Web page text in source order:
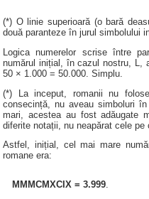
(*) O linie superioară (o bară
două paranteze în jurul simbolului
Logica numerelor scrise între
numărul inițial, în cazul nostru,
50 × 1.000 = 50.000. Simplu.
(*) La inceput, romanii nu
consecință, nu aveau simboluri
mari, acestea au fost adăugate
diferite notații, nu neapărat cele
Astfel, inițial, cel mai mare
romane era:
MMMCMXCIX = 3.999.